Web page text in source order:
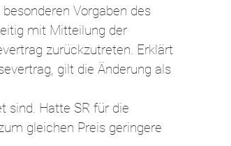
Vorgaben des
mit Mitteilung der
zurückzutreten. Erklärt
gilt die Änderung als
sind. Hatte SR für die
gleichen Preis geringere